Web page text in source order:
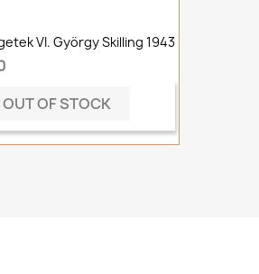
VI. György Skilling 1943
OUT OF STOCK